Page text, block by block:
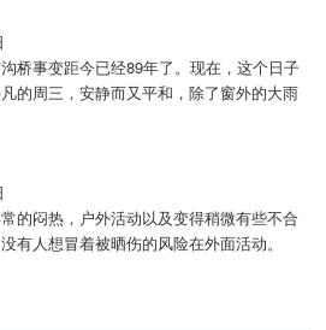
桥事变距今已经89年了。现在，这个日子
的周三，安静而又平和，除了窗外的大雨
的闷热，户外活动以及变得稍微有些不合
有人想冒着被晒伤的风险在外面活动。